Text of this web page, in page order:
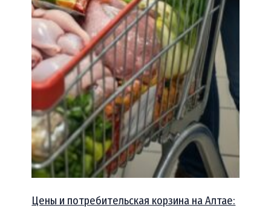
Цены и потребительская корзина на Алтае: